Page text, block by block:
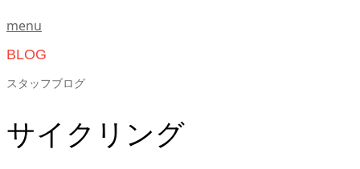
menu
BLOG
スタッフブログ
サイクリング